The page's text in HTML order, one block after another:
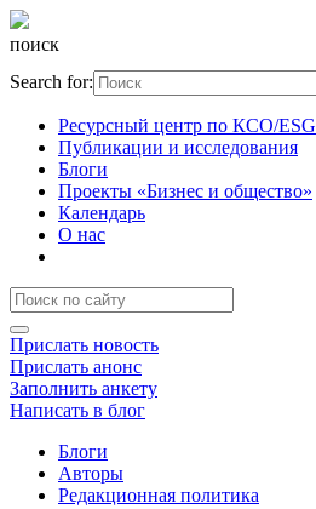
поиск
Search for:
Ресурсный центр по КСО/ESG
Публикации и исследования
Блоги
Проекты «Бизнес и общество»
Календарь
О нас
Прислать новость
Прислать анонс
Заполнить анкету
Написать в блог
Блоги
Авторы
Редакционная политика